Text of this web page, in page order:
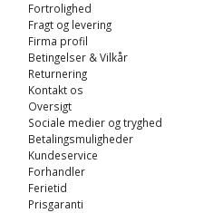
Fortrolighed
Fragt og levering
Firma profil
Betingelser & Vilkår
Returnering
Kontakt os
Oversigt
Sociale medier og tryghed
Betalingsmuligheder
Kundeservice
Forhandler
Ferietid
Prisgaranti